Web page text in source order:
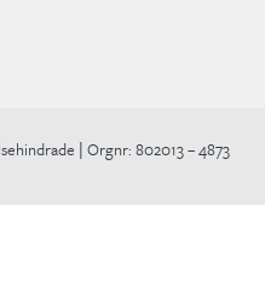
| Orgnr: 802013 – 4873